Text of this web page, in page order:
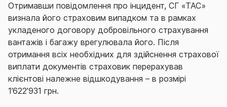
Отримавши повідомлення про інцидент, СГ «ТАС»
визнала його страховим випадком та в рамках
укладеного договору добровільного страхування
вантажів і багажу врегулювала його. Після
отримання всіх необхідних для здійснення страхової
виплати документів страховик перерахував
клієнтові належне відшкодування – в розмірі
1’622’931 грн.